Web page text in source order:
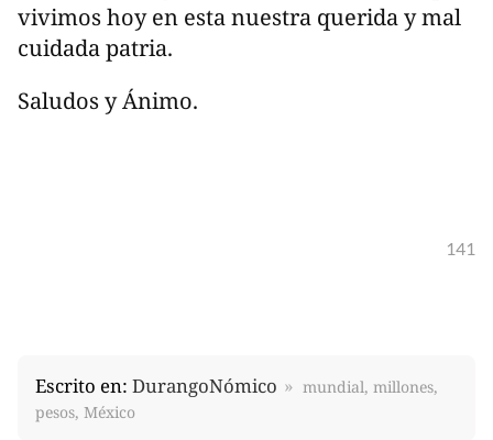
vivimos hoy en esta nuestra querida y mal
cuidada patria.
Saludos y Ánimo.
141
Escrito en: DurangoNómico
mundial, millones,
pesos, México